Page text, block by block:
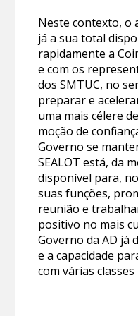
Neste contexto, o
já a sua total
rapidamente a
e com os
dos SMTUC, no
preparar e
uma mais célere
moção de
Governo se
SEALOT está, da
disponível para,
suas funções,
reunião e
positivo no mais
Governo da AD já
e a capacidade
com várias